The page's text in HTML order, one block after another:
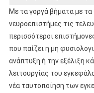
Με τα γοργά βήματα με τα
νευροεπιστήμες τις
περισσότεροι
που παίζει η μη
ανάπτυξη ή την εξέλιξη
λειτουργίας του
νέα ταυτοποίηση των